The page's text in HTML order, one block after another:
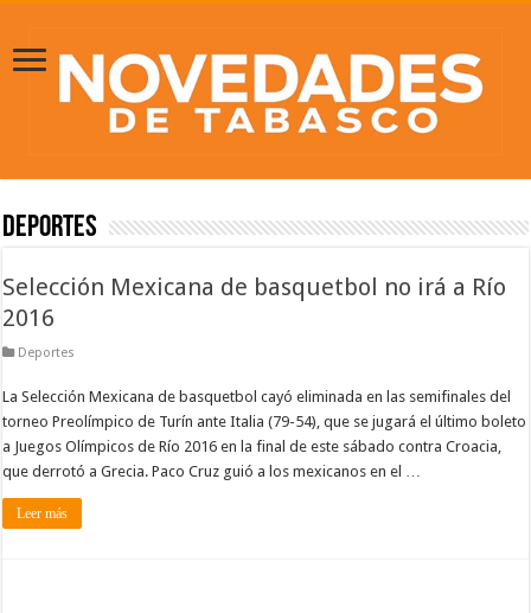
Deportes
Selección Mexicana de basquetbol no irá a Río
2016
Deportes
La Selección Mexicana de basquetbol cayó eliminada en las semifinales del
torneo Preolímpico de Turín ante Italia (79-54), que se jugará el último boleto
a Juegos Olímpicos de Río 2016 en la final de este sábado contra Croacia,
que derrotó a Grecia. Paco Cruz guió a los mexicanos en el …
Leer más